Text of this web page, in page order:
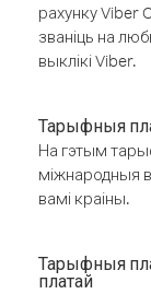
рахунку
званіць на
выклікі Viber.
Тарыфныя
На гэтым
міжнародныя
вамі краіны.
Тарыфныя
платай